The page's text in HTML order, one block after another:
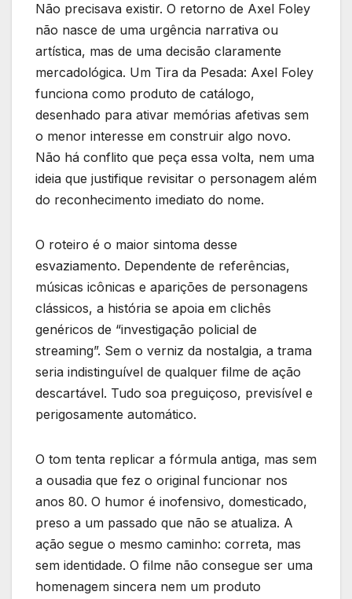
Não precisava existir. O retorno de Axel Foley
não nasce de uma urgência narrativa ou
artística, mas de uma decisão claramente
mercadológica. Um Tira da Pesada: Axel Foley
funciona como produto de catálogo,
desenhado para ativar memórias afetivas sem
o menor interesse em construir algo novo.
Não há conflito que peça essa volta, nem uma
ideia que justifique revisitar o personagem além
do reconhecimento imediato do nome.
O roteiro é o maior sintoma desse
esvaziamento. Dependente de referências,
músicas icônicas e aparições de personagens
clássicos, a história se apoia em clichês
genéricos de “investigação policial de
streaming”. Sem o verniz da nostalgia, a trama
seria indistinguível de qualquer filme de ação
descartável. Tudo soa preguiçoso, previsível e
perigosamente automático.
O tom tenta replicar a fórmula antiga, mas sem
a ousadia que fez o original funcionar nos
anos 80. O humor é inofensivo, domesticado,
preso a um passado que não se atualiza. A
ação segue o mesmo caminho: correta, mas
sem identidade. O filme não consegue ser uma
homenagem sincera nem um produto